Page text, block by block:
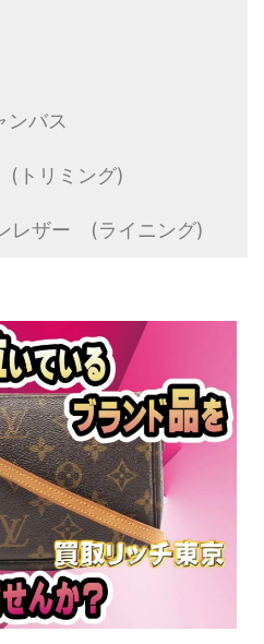
バス
トリミング)
レザー (ライニング)